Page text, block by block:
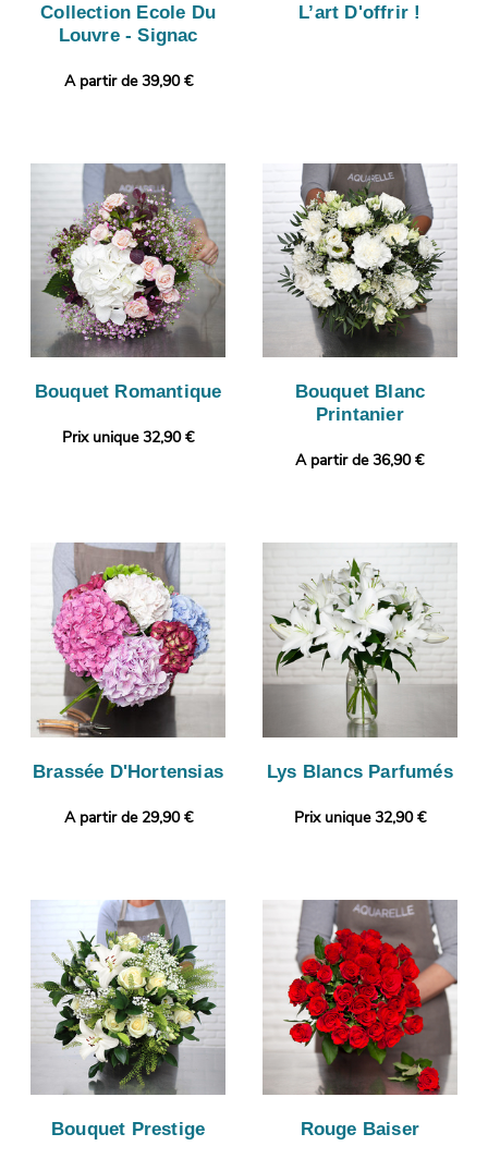
Collection Ecole Du
Louvre - Signac
A partir de 39,90 €
L’art D'offrir !
Bouquet Romantique
Prix unique 32,90 €
Bouquet Blanc
Printanier
A partir de 36,90 €
Brassée D'Hortensias
A partir de 29,90 €
Lys Blancs Parfumés
Prix unique 32,90 €
Bouquet Prestige Rouge Baiser